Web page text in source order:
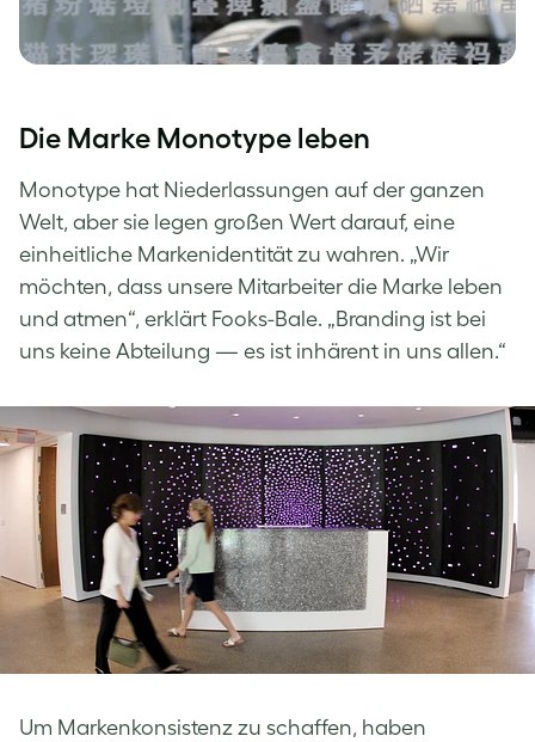
Die Marke Monotype leben
Monotype hat Niederlassungen auf der ganzen
Welt, aber sie legen großen Wert darauf, eine
einheitliche Markenidentität zu wahren. „Wir
möchten, dass unsere Mitarbeiter die Marke leben
und atmen“, erklärt Fooks-Bale. „Branding ist bei
uns keine Abteilung — es ist inhärent in uns allen.“
Um Markenkonsistenz zu schaffen, haben